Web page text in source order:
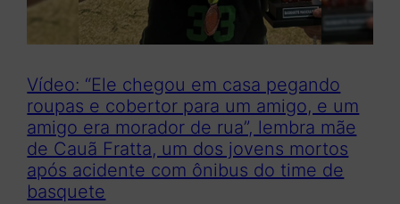
Vídeo: “Ele chegou em casa pegando
roupas e cobertor para um amigo, e um
amigo era morador de rua”, lembra mãe
de Cauã Fratta, um dos jovens mortos
após acidente com ônibus do time de
basquete